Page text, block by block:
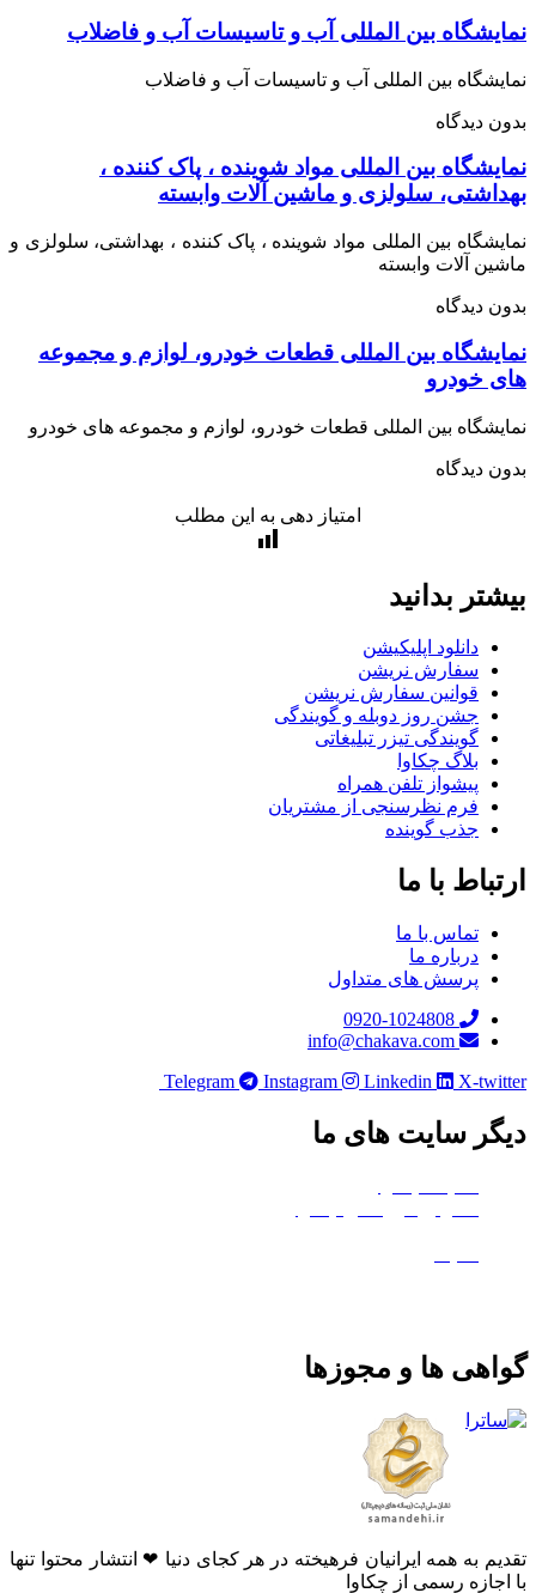
بین المللی آب و تاسیسات آب و فاضلاب
بین المللی آب و تاسیسات آب و فاضلاب
دیدگاه
بین المللی مواد شوینده ، پاک کننده ،
سلولزی و ماشین آلات وابسته
بین المللی مواد شوینده ، پاک کننده ، بهداشتی، سلولزی و
آلات وابسته
دیدگاه
بین المللی قطعات خودرو، لوازم و مجموعه
خودرو
بین المللی قطعات خودرو، لوازم و مجموعه های خودرو
دیدگاه
امتیاز دهی به این مطلب
بدانید
دانلود اپلیکیشن
سفارش نریشن
قوانین سفارش نریشن
جشن روز دوبله و گویندگی
گویندگی تیزر تبلیغاتی
بلاگ چکاوا
پیشواز تلفن همراه
فرم نظرسنجی از مشتریان
جذب گوینده
با ما
تماس با ما
درباره ما
پرسش های متداول
0920-1024808
info@chakava.com
Telegram
Instagram Linkedin X-
سایت های ما
ها و مجوزها
به همه ایرانیان فرهیخته در هر کجای دنیا ❤ انتشار محتوا تنها
رسمی از چکاوا